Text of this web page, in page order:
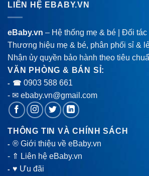
LIÊN HỆ EBABY.VN
eBaby.vn – Hệ thống mẹ & bé | Đối
Thương hiệu mẹ & bé, phân phối sỉ &
Nhận ủy quyền bảo hành theo tiêu
VĂN PHÒNG & BÁN SỈ:
- ☎ 0903 588 661
- ✉ ebaby.vn@gmail.com
THÔNG TIN VÀ CHÍNH SÁCH
-® Giới thiệu về eBaby.vn
- ⇑ Liên hệ eBaby.vn
-♥ Ưu đãi